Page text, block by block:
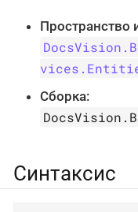
Пространство
Сборка:
Синтаксис